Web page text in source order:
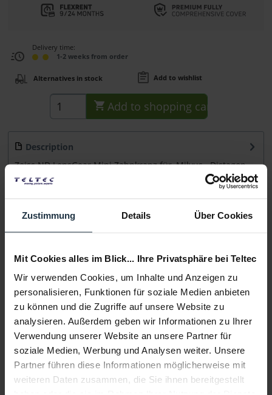
Zustimmung Details Über Cookies
Mit Cookies alles im Blick... Ihre Privatsphäre bei Teltec
Wir verwenden Cookies, um Inhalte und Anzeigen zu
personalisieren, Funktionen für soziale Medien anbieten
zu können und die Zugriffe auf unsere Website zu
analysieren. Außerdem geben wir Informationen zu Ihrer
Verwendung unserer Website an unsere Partner für
soziale Medien, Werbung und Analysen weiter. Unsere
Partner führen diese Informationen möglicherweise mit
weiteren Daten zusammen, die Sie ihnen bereitgestellt
Delivery time:
1-2 weeks from order
Alternatives in stock Add to wishlist
Add to shopping cart
Description
Zeiss ND LensGear Mini Zahnkranz für, Milvus-, Distagon-,
Loxia-Objektive Passend für...
Manufacturer & Product Safety Information
Folgende Infos zum Hersteller sind verfübar...... more
More articles from +++ Zeiss +++ look at